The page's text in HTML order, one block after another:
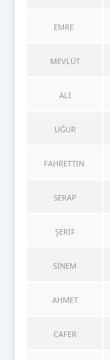
EMRE
MEVLÜT
ALİ
UĞUR
FAHRETTİN
SERAP
ŞERİF
SİNEM
AHMET
CAFER